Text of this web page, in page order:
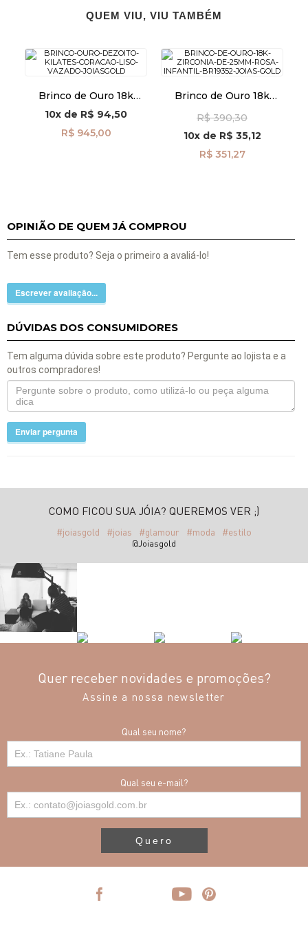
QUEM VIU, VIU TAMBÉM
Brinco de Ouro 18k
Coração Liso Vazado
br29174
10x de R$ 94,50
R$ 945,00
Brinco de Ouro 18k
Infantil br19352
R$ 390,30
10xde R$ 35,12
R$ 351,27
OPINIÃO DE QUEM JÁ COMPROU
Tem esse produto? Seja o primeiro a avaliá-lo!
Escrever avaliação...
DÚVIDAS DOS CONSUMIDORES
Tem alguma dúvida sobre este produto? Pergunte ao lojista e a
outros compradores!
Enviar pergunta
COMO FICOU SUA JÓIA? QUEREMOS VER ;)
#joiasgold #joias #glamour #moda #estilo
@Joiasgold
Quer receber novidades e promoções?
Assine a nossa newsletter
Qual seu nome?
Qual seu e-mail?
Quero